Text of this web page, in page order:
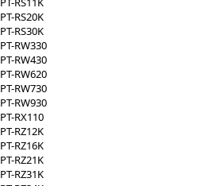
PT-RS20K
PT-RS30K
PT-RW330
PT-RW430
PT-RW620
PT-RW730
PT-RW930
PT-RX110
PT-RZ12K
PT-RZ16K
PT-RZ21K
PT-RZ31K